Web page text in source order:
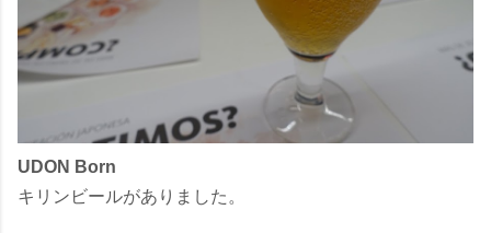
UDON Born
キリンビールがありました。